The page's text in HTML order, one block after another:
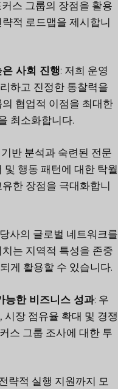
스 그룹의 장점을 활용
적 로드맵을 제시합니
사회 진행: 저희 운영
하고 진정한 통찰력을
협업적 이점을 최대한
최소화합니다.
반 분석과 숙련된 전문
행동 패턴에 대한 탁월
한 장점을 극대화합니
당사의 글로벌 네트워크를
는 지역적 특성을 존중
게 활용할 수 있습니다.
능한 비즈니스 성과: 우
장 점유율 확대 및 경쟁
스 그룹 조사에 대한 투
략적 실행 지원까지 모